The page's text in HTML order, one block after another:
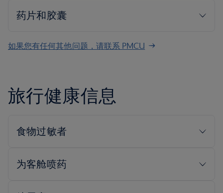
如果您有任何其他问题，请联系 PMCU
旅行健康信息